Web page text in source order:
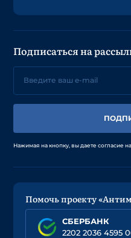
Подписаться на
Нажимая на кнопку, вы даете согласие
Помочь проекту
СБЕРБАНК
2202 2036 4595